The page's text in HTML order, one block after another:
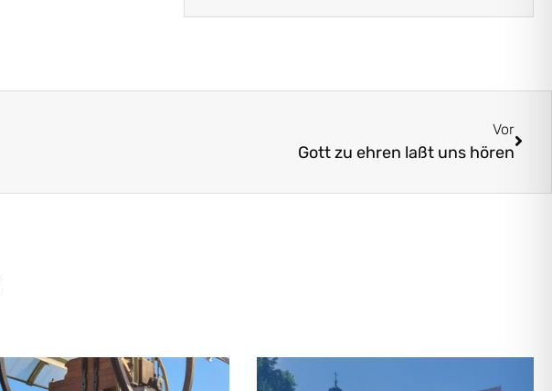
Vor
Gott zu ehren laßt uns hören